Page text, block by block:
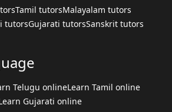
Tamil tutorsMalayalam tutors
tutorsGujarati tutorsSanskrit tutors
Telugu onlineLearn Tamil online
Gujarati online